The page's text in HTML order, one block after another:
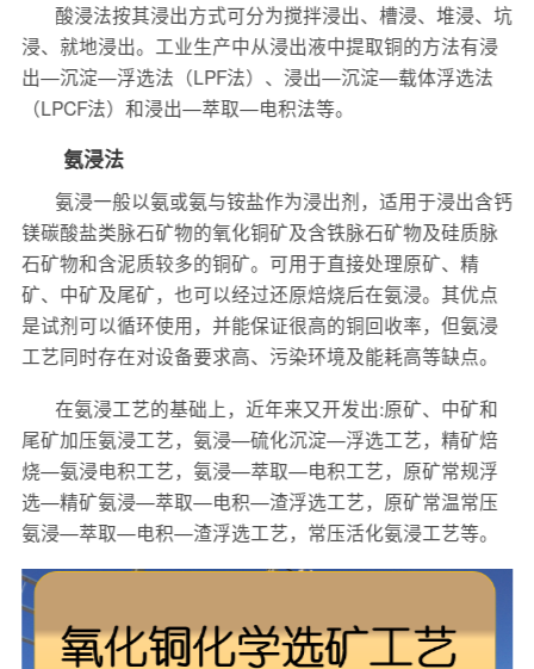
酸浸法按其浸出方式可分为搅拌浸出、槽浸、堆浸、坑
浸、就地浸出。工业生产中从浸出液中提取铜的方法有浸
出—沉淀—浮选法（LPF法）、浸出—沉淀—载体浮选法
（LPCF法）和浸出—萃取—电积法等。
氨浸法
氨浸一般以氨或氨与铵盐作为浸出剂，适用于浸出含钙
镁碳酸盐类脉石矿物的氧化铜矿及含铁脉石矿物及硅质脉
石矿物和含泥质较多的铜矿。可用于直接处理原矿、精
矿、中矿及尾矿，也可以经过还原焙烧后在氨浸。其优点
是试剂可以循环使用，并能保证很高的铜回收率，但氨浸
工艺同时存在对设备要求高、污染环境及能耗高等缺点。
在氨浸工艺的基础上，近年来又开发出:原矿、中矿和
尾矿加压氨浸工艺，氨浸—硫化沉淀—浮选工艺，精矿焙
烧—氨浸电积工艺，氨浸—萃取—电积工艺，原矿常规浮
选—精矿氨浸—萃取—电积—渣浮选工艺，原矿常温常压
氨浸—萃取—电积—渣浮选工艺，常压活化氨浸工艺等。